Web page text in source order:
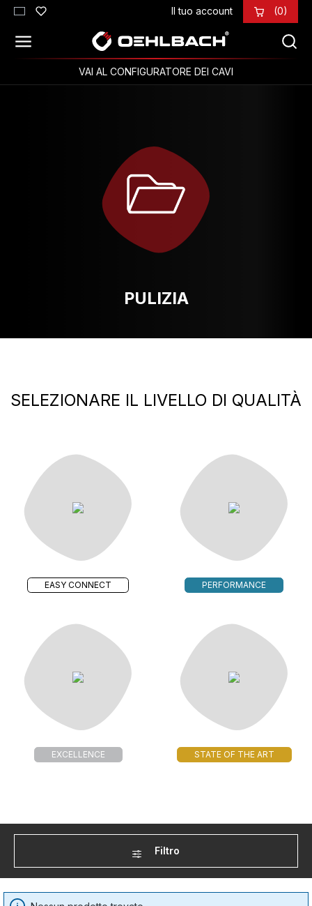
Passa al contenuto principale Il tuo account (0)
VAI AL CONFIGURATORE DEI CAVI
PULIZIA
SELEZIONARE IL LIVELLO DI QUALITÀ
EASY CONNECT PERFORMANCE
EXCELLENCE STATE OF THE ART
Filtro